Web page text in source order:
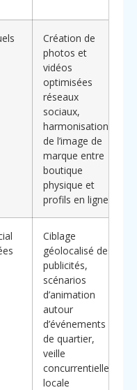
Création de
photos et
vidéos
optimisées
réseaux
sociaux,
harmonisation
de l’image de
marque entre
boutique
physique et
profils en ligne
Ciblage
géolocalisé des
publicités,
scénarios
d’animation
autour
d’événements
de quartier,
veille
concurrentielle
locale